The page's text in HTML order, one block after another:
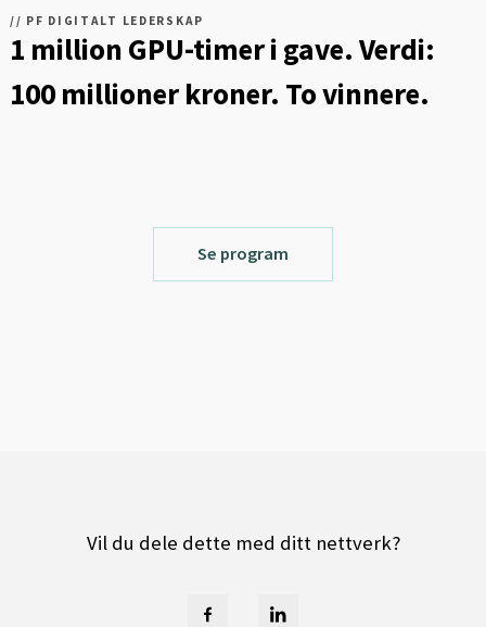
// PF DIGITALT LEDERSKAP
1 million GPU-timer i gave. Verdi:
100 millioner kroner. To vinnere.
Se program
Vil du dele dette med ditt nettverk?